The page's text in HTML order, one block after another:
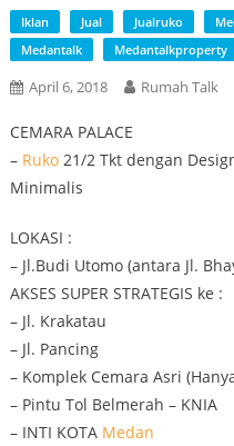
Iklan Jual Jualruko
Medantalk
Medantalkproperty
April 6, 2018 Rumah Talk
CEMARA PALACE
– Ruko21/2 Tkt dengan
Minimalis
LOKASI :
– Jl.Budi Utomo (antara Jl.
AKSES SUPER STRATEGIS ke :
– Jl. Krakatau
– Jl. Pancing
– Komplek Cemara Asri
– Pintu Tol Belmerah – KNIA
– INTI KOTA Medan